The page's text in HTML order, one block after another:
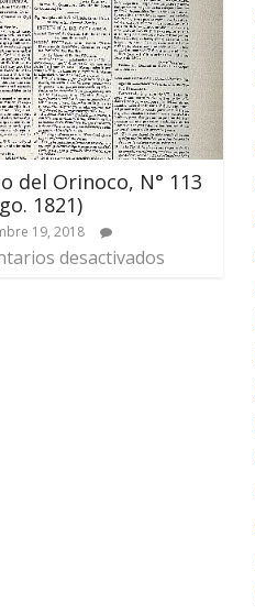
del Orinoco, N° 113
1821)
19, 2018
desactivados